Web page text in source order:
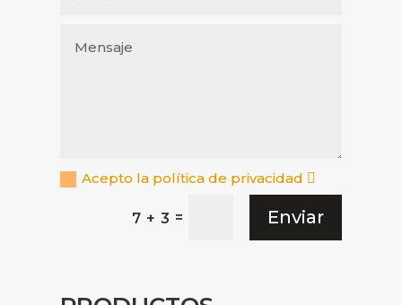
Acepto la política de privacidad
7 + 3 = Enviar